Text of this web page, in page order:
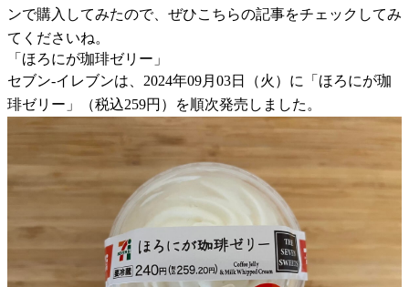
ンで購入してみたので、ぜひこちらの記事をチェックしてみ
てくださいね。
「ほろにが珈琲ゼリー」
セブン-イレブンは、2024年09月03日（火）に「ほろにが珈
琲ゼリー」（税込259円）を順次発売しました。